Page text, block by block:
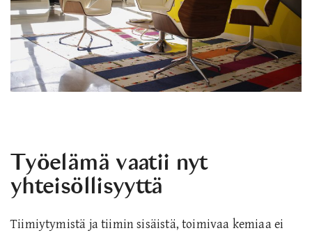
Työelämä vaatii nyt
yhteisöllisyyttä
Tiimiytymistä ja tiimin sisäistä, toimivaa kemiaa ei